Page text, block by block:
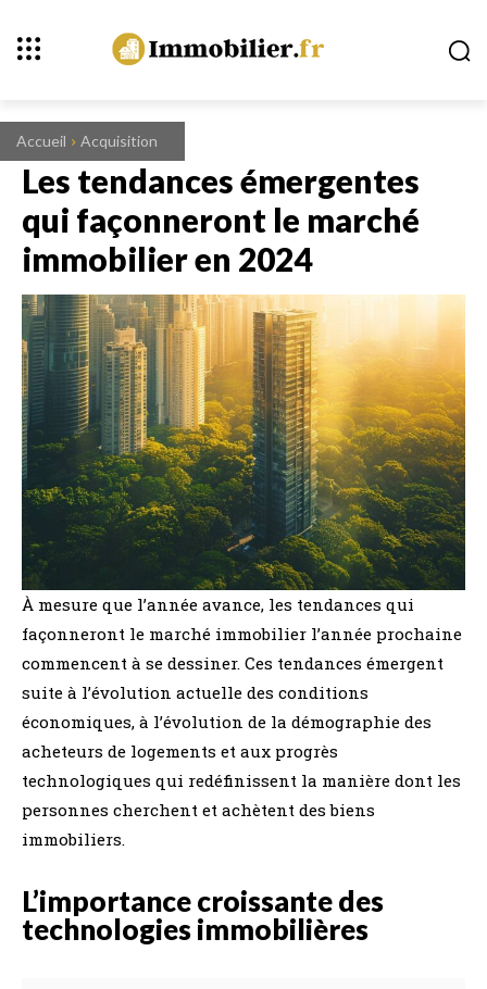
Accueil Acquisition
Les tendances émergentes
qui façonneront le marché
immobilier en 2024
À mesure que l’année avance, les tendances qui
façonneront le marché immobilier l’année prochaine
commencent à se dessiner. Ces tendances émergent
suite à l’évolution actuelle des conditions
économiques, à l’évolution de la démographie des
acheteurs de logements et aux progrès
technologiques qui redéfinissent la manière dont les
personnes cherchent et achètent des biens
immobiliers.
L’importance croissante des
technologies immobilières